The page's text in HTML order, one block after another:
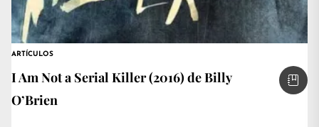
ARTÍCULOS
I Am Not a Serial Killer (2016) de Billy
O’Brien